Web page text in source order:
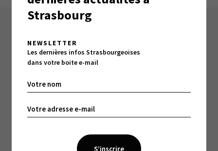
Strasbourg
NEWSLETTER
Les dernières infos Strasbourgeoises
dans votre boite e-mail